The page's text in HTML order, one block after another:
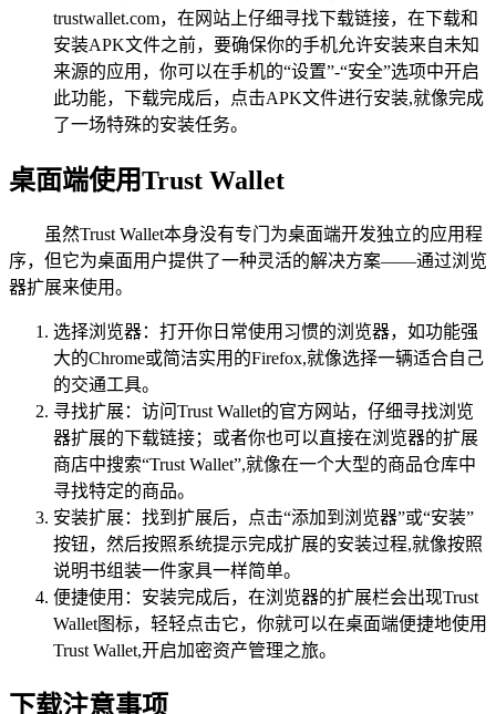
trustwallet.com，在网站上仔细寻找下载链接，在下载和
安装APK文件之前，要确保你的手机允许安装来自未知
来源的应用，你可以在手机的“设置”-“安全”选项中开启
此功能，下载完成后，点击APK文件进行安装,就像完成
了一场特殊的安装任务。
桌面端使用Trust Wallet
虽然Trust Wallet本身没有专门为桌面端开发独立的应用程
序，但它为桌面用户提供了一种灵活的解决方案——通过浏览
器扩展来使用。
选择浏览器：打开你日常使用习惯的浏览器，如功能强
大的Chrome或简洁实用的Firefox,就像选择一辆适合自己
的交通工具。
寻找扩展：访问Trust Wallet的官方网站，仔细寻找浏览
器扩展的下载链接；或者你也可以直接在浏览器的扩展
商店中搜索“Trust Wallet”,就像在一个大型的商品仓库中
寻找特定的商品。
安装扩展：找到扩展后，点击“添加到浏览器”或“安装”
按钮，然后按照系统提示完成扩展的安装过程,就像按照
说明书组装一件家具一样简单。
便捷使用：安装完成后，在浏览器的扩展栏会出现Trust
Wallet图标，轻轻点击它，你就可以在桌面端便捷地使用
Trust Wallet,开启加密资产管理之旅。
下载注意事项